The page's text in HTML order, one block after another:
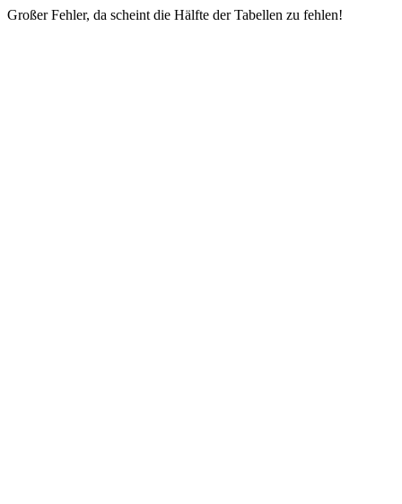
Großer Fehler, da scheint die Hälfte der Tabellen zu fehlen!